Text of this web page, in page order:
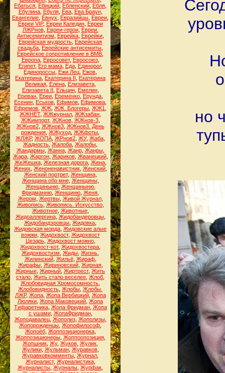
Ебаться Ебицкий Ебленский Ебля
Ебулина, Ебуля, Ева, Ева Браун,
Евангелие Евнух Евразийцы Евреи
Евреи VIP, Евреи Каледин, Евреи
ЛЖРнов, Евреи-герои, Евреи.
Антисемитизм
Еврейка, Еврейки,
Еврейская мудрость Еврейская
свадьба Еврейские антисемиты
Еврейское сопротивление в ВМВ
Европа, Евросовет, Евросоюз,
Египет, Его мама, Еда, Единорог,
Единороссы Ежи Лец Ежов
Екатерина Екатерина II
Екатерина
Великая, Елена, Елизавета,
Елизавета II
Ельцин, Емелин,
Ереван Ереи Еременко Ерунда
Есенин Еськов Ефимов Ефимова
Ефремов ЖЖ ЖЖ. Блогеры ЖЖ1
ЖЖНЕТ, ЖЖжурнал ЖЖзабан
ЖЖимпорт, ЖЖнов, ЖЖнов-3,
ЖЖнов2, ЖЖнов3, ЖЖнов3. День
рождения ЖЖуход ЖЖфоты
ЖЛЖР, ЖОПА ЖРнов2 ЖУ, Жаба
Жадность Жалоба Жалобы
Жандармы, Жанна, Жанр, Жанры,
Жара, Жаргон, Жариков, Жванецкий,
ЖеЖешка, Железная дорога, Жена,
Жених Женоненавистник Женский
Женский портрет, Женщина,
Женщина обо мне, Женщины,
Женщиныню, Женщиныню.
Фридманню Женщиню Женя
Жером Жертвы, Живой Журнал,
Живопись, Живопись. Искусство,
Животное, Животные,
Жидоаллергина, Жидобандеровцы,
Жидобандэровцы Жидовка
Жидовская морда Жидовские алые
вожжи, Жидохвост, Жидохвост
Цезарь, Жидохвост можно,
Жидохвост-кот, Жидохвостера
Жидохвостизм Жиды Жизнь
Жилинский, Жильё, Жираф,
Жирафы, Жириновский, Жирная,
Жирные Жирный Жиртрест, Жить
стало Жить стало веселее Жлоб
Жлобовидная Хромосомность
Жлобовидность Жлобы Жлобы.
ЛЖР, Жопа, Жопа Вербицкий, Жопа
Люляки Жопа Маковецкий Жопа
Тифаретника, Жопа Фридман, Жопа
с ушами, ЖопаФридман,
Жоподавалец, Жополиз, Жополизы,
Жопорожденцы Жопофилософ
Жопоёб, Жоппозиционерка,
Жоппозиционеры, Жоппоопозиция,
Жопшник Жу, Жуков Жулик
Жулики, Жульман, Журавков,
Журавковкомменты Журнал
Журналист, Журналистика,
Журналисты Журналы Журфак
но